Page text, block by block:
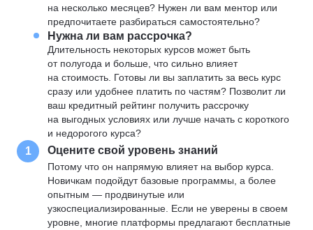
на несколько месяцев? Нужен ли вам ментор или
предпочитаете разбираться самостоятельно?
Нужна ли вам рассрочка?
Длительность некоторых курсов может быть
от полугода и больше, что сильно влияет
на стоимость. Готовы ли вы заплатить за весь курс
сразу или удобнее платить по частям? Позволит ли
ваш кредитный рейтинг получить рассрочку
на выгодных условиях или лучше начать с короткого
и недорогого курса?
1 Оцените свой уровень знаний
Потому что он напрямую влияет на выбор курса.
Новичкам подойдут базовые программы, а более
опытным — продвинутые или
узкоспециализированные. Если не уверены в своем
уровне, многие платформы предлагают бесплатные